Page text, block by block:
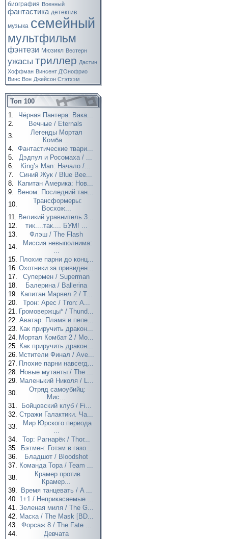
биография Военный
фантастика детектив
музыка семейный
мультфильм
фэнтези Мюзикл Вестерн
ужасы триллер Дастин
Хоффман Винсент Д’Онофрио
Винс Вон Джейсон Стэтхэм
Топ 100
1.
Чёрная Пантера: Вака...
2.
Вечные / Eternals
3.
Легенды Мортал
Комба...
4. Фантастические твари...
5.
Дэдпул и Росомаха / ...
6.
King’s Man: Начало /...
7.
Синий Жук / Blue Bee...
8.
Капитан Америка: Нов...
9.
Веном: Последний тан...
10.
Трансформеры:
Восхож...
11. Великий уравнитель 3...
12.
тик....так.... БУМ! ...
13.
Флэш / The Flash
14.
Миссия невыполнима:
...
15. Плохие парни до конц...
16. Охотники за привиден...
17.
Супермен / Superman
18.
Балерина / Ballerina
19. Капитан Марвел 2 / T...
20.
Трон: Арес / Tron: A...
21. Громовержцы* / Thund...
22. Аватар: Пламя и пепе...
23. Как приручить дракон...
24. Мортал Комбат 2 / Mo...
25. Как приручить дракон...
26. Мстители Финал / Ave...
27. Плохие парни навсегд...
28. Новые мутанты / The ...
29. Маленький Николя / L...
30.
Отряд самоубийц:
Мис...
31.
Бойцовский клуб / Fi...
32. Стражи Галактики. Ча...
33.
Мир Юрского периода
...
34.
Тор: Рагнарёк / Thor...
35.
Бэтмен: Готэм в газо...
36.
Бладшот / Bloodshot
37. Команда Тора / Team ...
38.
Крамер против
Крамер...
39.
Время танцевать / A ...
40. 1+1 / Неприкасаемые ...
41. Зеленая миля / The G...
42. Маска / The Mask [BD...
43. Форсаж 8 / The Fate ...
44.
Девчата